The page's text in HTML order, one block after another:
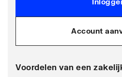
Account
Voordelen van een